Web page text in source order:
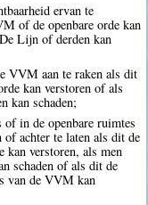
ervan te
of de openbare orde kan
Lijn of derden kan
VVM aan te raken als dit
kan verstoren of als
kan schaden;
of in de openbare ruimtes
achter te laten als dit de
kan verstoren, als men
schaden of als dit de
van de VVM kan